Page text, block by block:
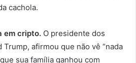
cachola.
em cripto. O presidente dos
Trump, afirmou que não vê “nada
sua família ganhou com